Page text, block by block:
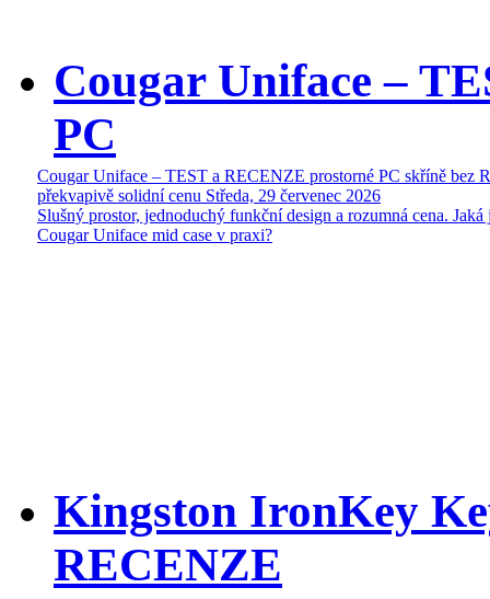
Cougar Uniface –
PC
Cougar Uniface – TEST a RECENZE prostorné PC skříně bez
překvapivě solidní cenu Středa, 29 červenec 2026
Slušný prostor, jednoduchý funkční design a rozumná cena. Jaká
Cougar Uniface mid case v praxi?
Kingston IronKey
RECENZE